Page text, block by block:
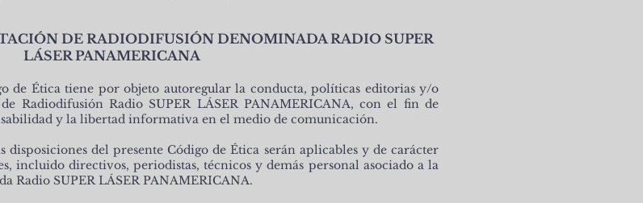
DE RADIODIFUSIÓN DENOMINADA RADIO SUPER
LÁSER PANAMERICANA
de Ética tiene por objeto autoregular la conducta, políticas editorias y/o
Radiodifusión Radio SUPER LÁSER PANAMERICANA, con el fin de
y la libertad informativa en el medio de comunicación.
disposiciones del presente Código de Ética serán aplicables y de carácter
incluido directivos, periodistas, técnicos y demás personal asociado a la
Radio SUPER LÁSER PANAMERICANA.